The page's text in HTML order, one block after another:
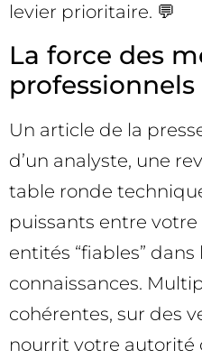
levier prioritaire. 💬
La force des
Un article de la
d’un analyste, une
table ronde
puissants entre
entités “fiables”
connaissances.
cohérentes, sur des
nourrit votre autorité